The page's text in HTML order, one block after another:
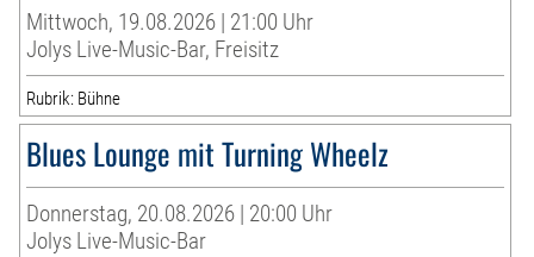
Mittwoch, 19.08.2026 | 21:00 Uhr
Jolys Live-Music-Bar, Freisitz
Rubrik: Bühne
Blues Lounge mit Turning Wheelz
Donnerstag, 20.08.2026 | 20:00 Uhr
Jolys Live-Music-Bar